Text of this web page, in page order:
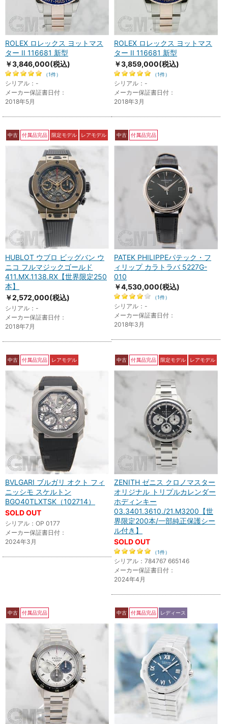
ROLEX ロレックス ヨットマス
ター II 116681 新型
￥3,846,000(税込)
（1件）
シリアル：-
メーカー保証書日付：
2018年5月
ROLEX ロレックス ヨットマス
ター II 116681 新型
￥3,859,000(税込)
（1件）
シリアル：-
メーカー保証書日付：
2018年3月
中古 付属品完品 限定モデル レアモデル
HUBLOT ウブロ ビッグバン ウ
ニコ フルマジックゴールド
411.MX.1138.RX【世界限定250
本】
￥2,572,000(税込)
シリアル：-
メーカー保証書日付：
2018年7月
中古 付属品完品
PATEK PHILIPPEパテック・フ
ィリップ カラトラバ 5227G-
010
￥4,530,000(税込)
（1件）
シリアル：-
メーカー保証書日付：
2018年3月
中古 付属品完品 レアモデル
BVLGARI ブルガリ オクト フィ
ニッシモ スケルトン
BGO40TLXTSK（102714）
SOLD OUT
シリアル：OP 0177
メーカー保証書日付：
2024年3月
中古 付属品完品 限定モデル レアモデル
ZENITH ゼニス クロノマスター
オリジナル トリプルカレンダー
ホディンキー
03.3401.3610./21.M3200【世
界限定200本/一部純正保護シー
ル付き】
SOLD OUT
（1件）
シリアル：784767 665146
メーカー保証書日付：
2024年4月
中古 付属品完品 中古 付属品完品 レディース